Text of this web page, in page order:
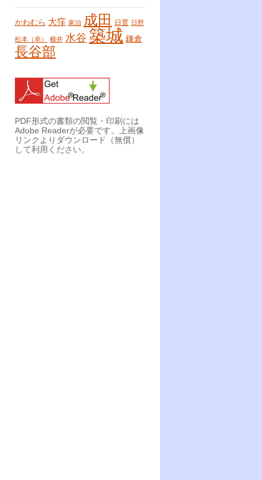
かわむら 大窪 家治 成田 日置 日野
松本（幸） 横井 水谷 築城 鎌倉
長谷部
PDF形式の書類の閲覧・印刷には
Adobe Readerが必要です。上画像
リンクよりダウンロード（無償）
して利用ください。